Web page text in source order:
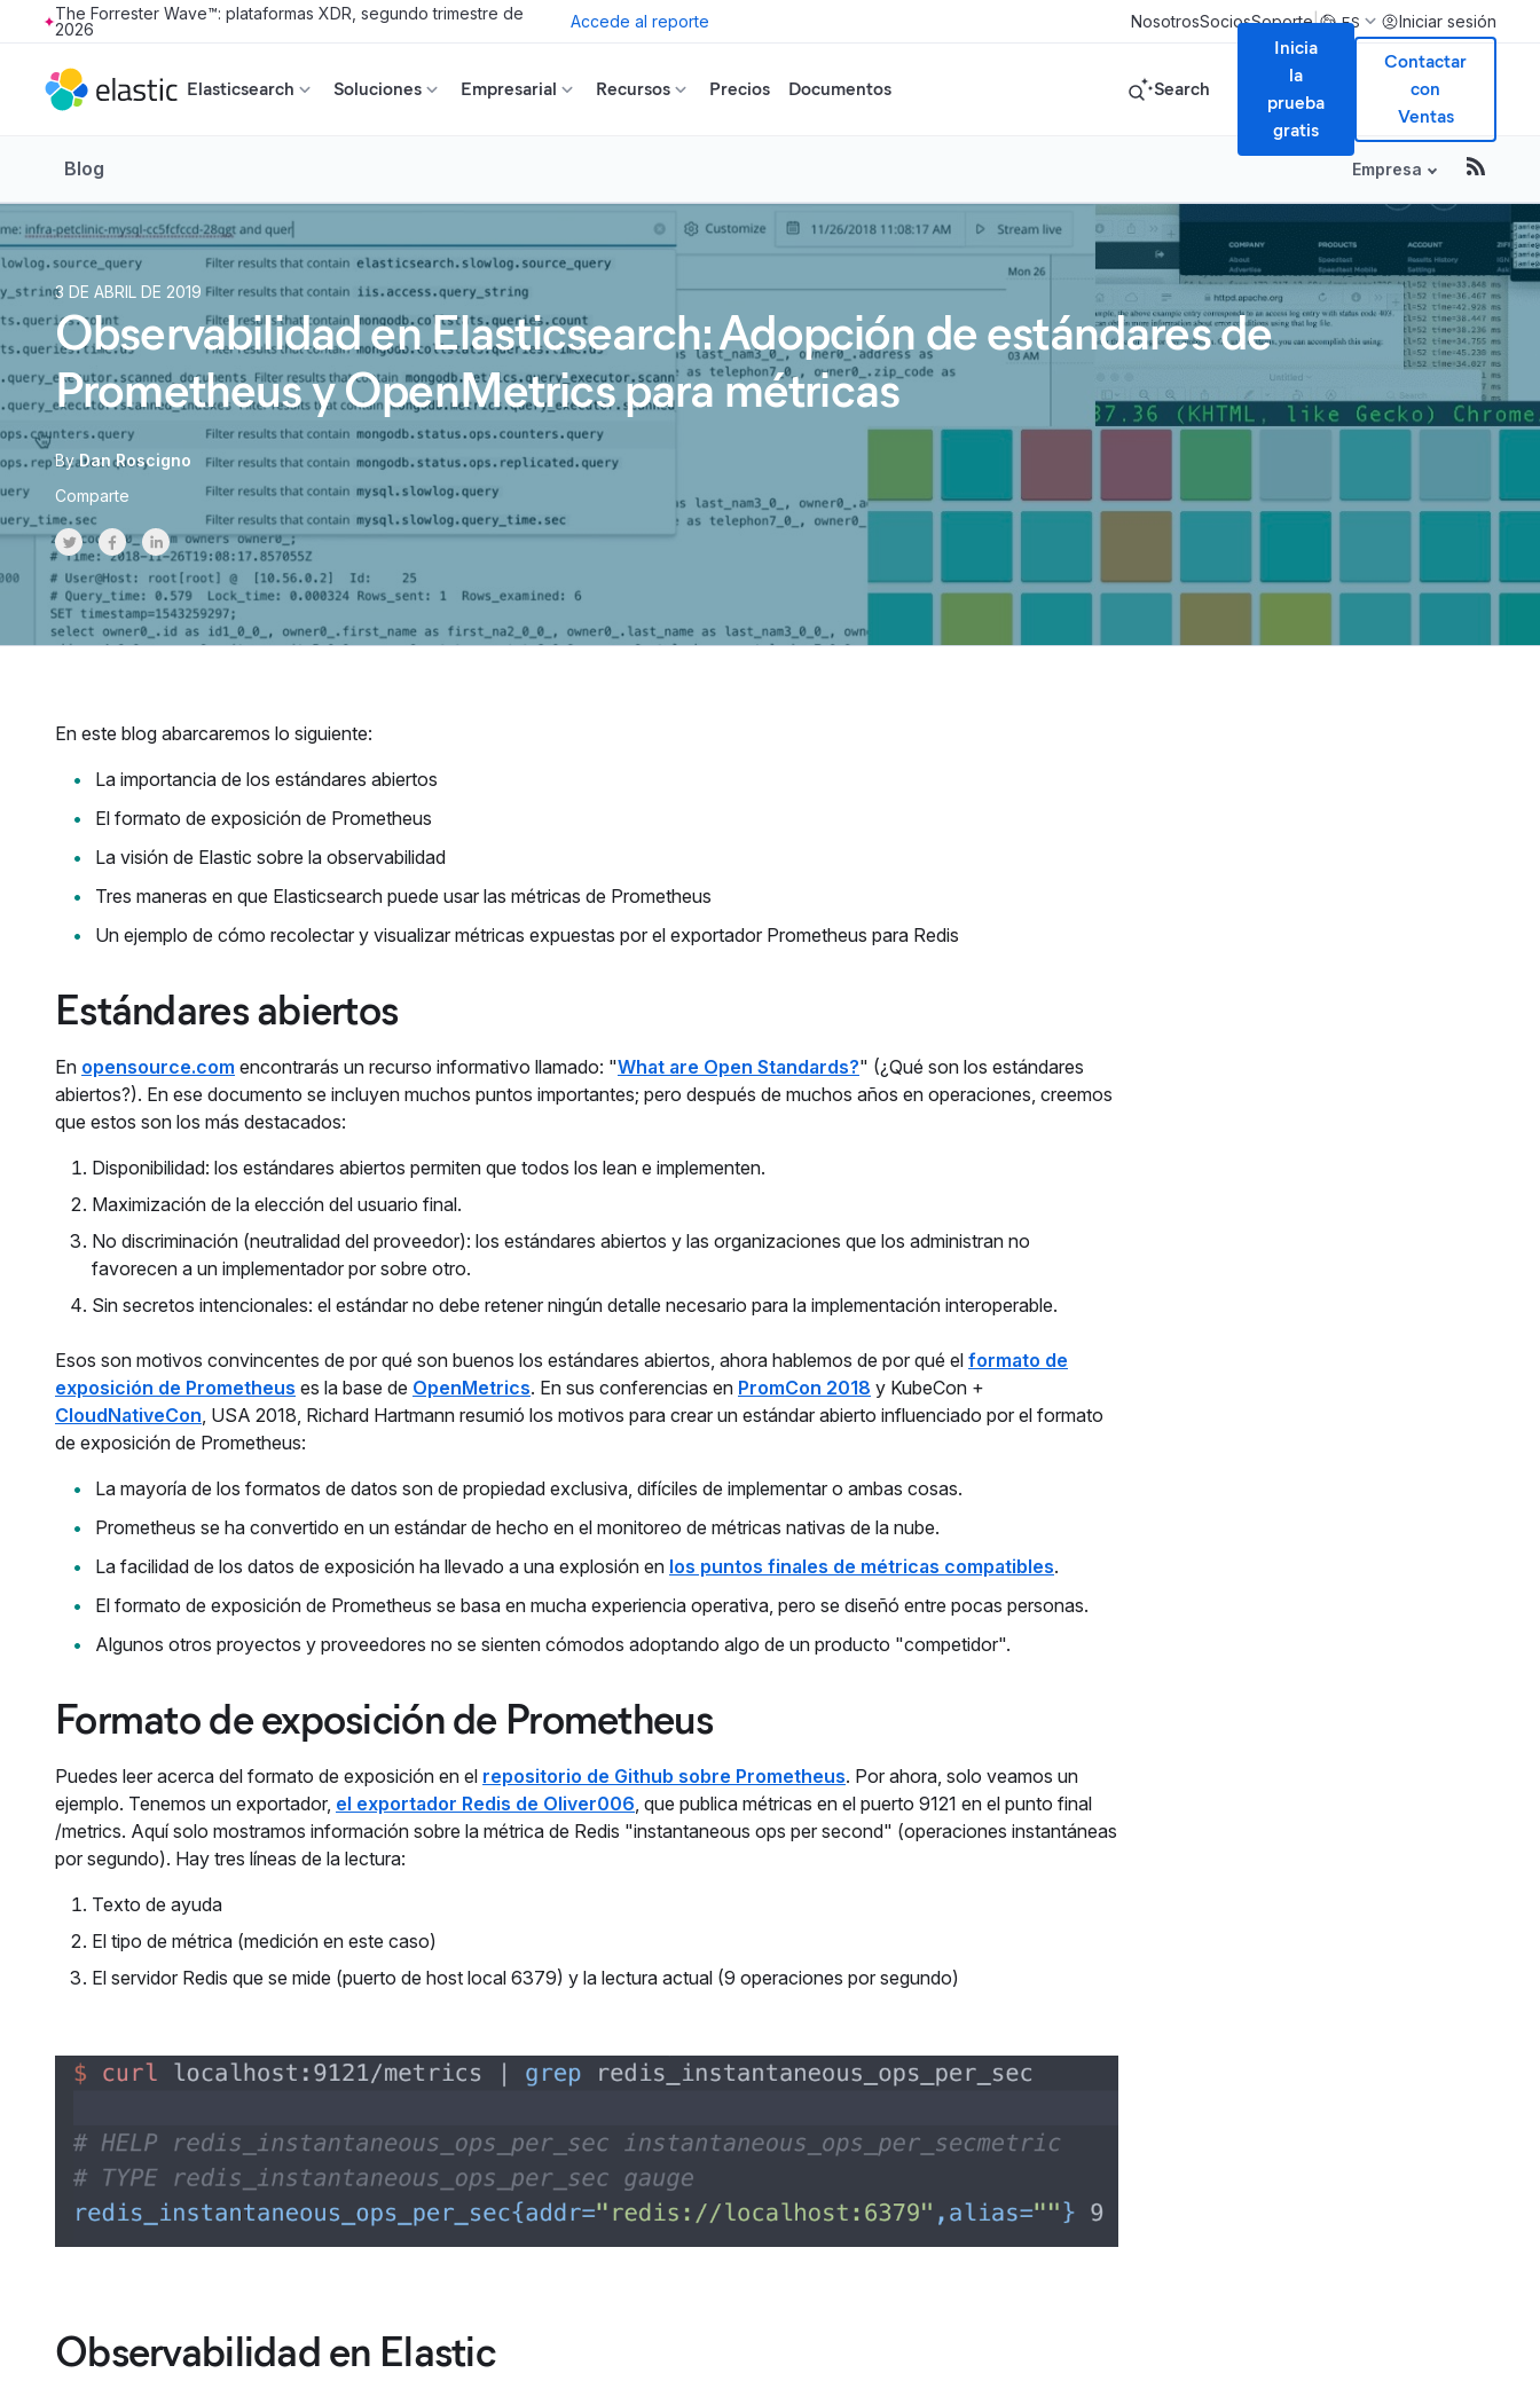
Skip to main content
The Forrester Wave™: plataformas XDR, segundo trimestre de
2026
Accede al reporte NosotrosSociosSoporte| ES Iniciar sesión
Elasticsearch Soluciones Empresarial Recursos Precios Documentos Search
Inicia
la
prueba
gratis
Contactar
con
Ventas
Blog Empresa
3 DE ABRIL DE 2019
Observabilidad en Elasticsearch: Adopción de estándares de
Prometheus y OpenMetrics para métricas
By Dan Roscigno
Comparte
Share on Twitter
Share on Facebook
Share on LinkedInr
En este blog abarcaremos lo siguiente:
La importancia de los estándares abiertos
El formato de exposición de Prometheus
La visión de Elastic sobre la observabilidad
Tres maneras en que Elasticsearch puede usar las métricas de Prometheus
Un ejemplo de cómo recolectar y visualizar métricas expuestas por el exportador Prometheus para Redis
Estándares abiertos
En opensource.com encontrarás un recurso informativo llamado: "What are Open Standards?" (¿Qué son los estándares
abiertos?). En ese documento se incluyen muchos puntos importantes; pero después de muchos años en operaciones, creemos
que estos son los más destacados:
Disponibilidad: los estándares abiertos permiten que todos los lean e implementen.
Maximización de la elección del usuario final.
No discriminación (neutralidad del proveedor): los estándares abiertos y las organizaciones que los administran no
favorecen a un implementador por sobre otro.
Sin secretos intencionales: el estándar no debe retener ningún detalle necesario para la implementación interoperable.
Esos son motivos convincentes de por qué son buenos los estándares abiertos, ahora hablemos de por qué el formato de
exposición de Prometheus es la base de OpenMetrics. En sus conferencias en PromCon 2018 y KubeCon +
CloudNativeCon, USA 2018, Richard Hartmann resumió los motivos para crear un estándar abierto influenciado por el formato
de exposición de Prometheus:
La mayoría de los formatos de datos son de propiedad exclusiva, difíciles de implementar o ambas cosas.
Prometheus se ha convertido en un estándar de hecho en el monitoreo de métricas nativas de la nube.
La facilidad de los datos de exposición ha llevado a una explosión en los puntos finales de métricas compatibles.
El formato de exposición de Prometheus se basa en mucha experiencia operativa, pero se diseñó entre pocas personas.
Algunos otros proyectos y proveedores no se sienten cómodos adoptando algo de un producto "competidor".
Formato de exposición de Prometheus
Puedes leer acerca del formato de exposición en el repositorio de Github sobre Prometheus. Por ahora, solo veamos un
ejemplo. Tenemos un exportador, el exportador Redis de Oliver006, que publica métricas en el puerto 9121 en el punto final
/metrics. Aquí solo mostramos información sobre la métrica de Redis "instantaneous ops per second" (operaciones instantáneas
por segundo). Hay tres líneas de la lectura:
Texto de ayuda
El tipo de métrica (medición en este caso)
El servidor Redis que se mide (puerto de host local 6379) y la lectura actual (9 operaciones por segundo)
Observabilidad en Elastic